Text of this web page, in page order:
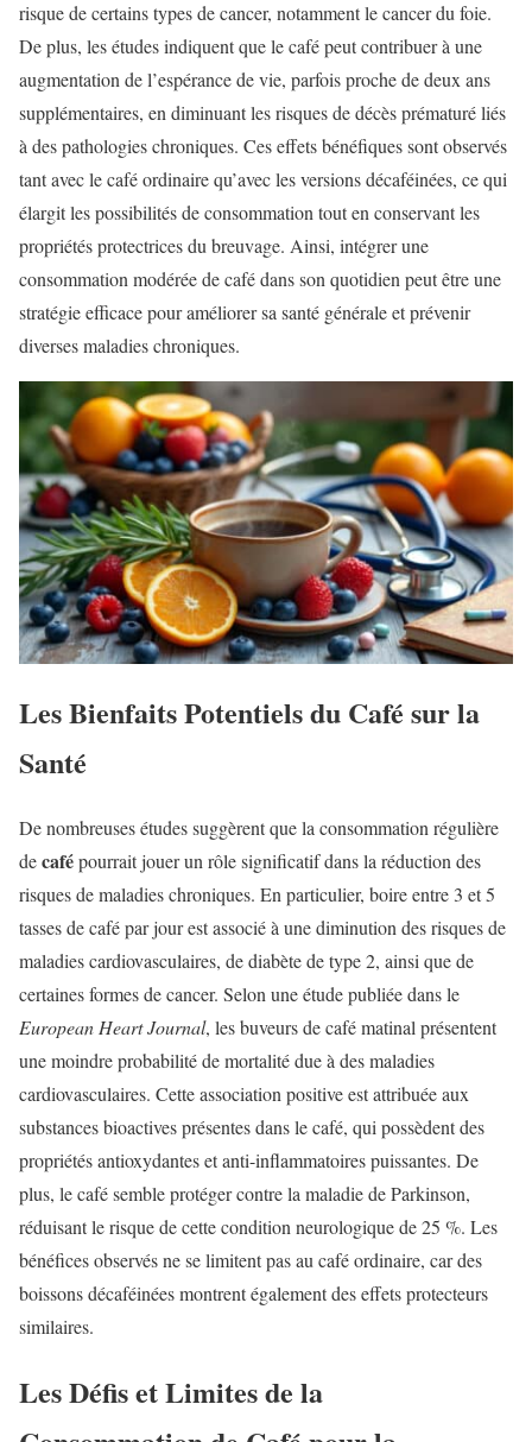
risque de certains types de cancer, notamment le cancer du foie.
De plus, les études indiquent que le café peut contribuer à une
augmentation de l’espérance de vie, parfois proche de deux ans
supplémentaires, en diminuant les risques de décès prématuré liés
à des pathologies chroniques. Ces effets bénéfiques sont observés
tant avec le café ordinaire qu’avec les versions décaféinées, ce qui
élargit les possibilités de consommation tout en conservant les
propriétés protectrices du breuvage. Ainsi, intégrer une
consommation modérée de café dans son quotidien peut être une
stratégie efficace pour améliorer sa santé générale et prévenir
diverses maladies chroniques.
Les Bienfaits Potentiels du Café sur la
Santé
De nombreuses études suggèrent que la consommation régulière
decafépourrait jouer un rôle significatif dans la réduction des
risques de maladies chroniques. En particulier, boire entre 3 et 5
tasses de café par jour est associé à une diminution des risques de
maladies cardiovasculaires, de diabète de type 2, ainsi que de
certaines formes de cancer. Selon une étude publiée dans le
European Heart Journal, les buveurs de café matinal présentent
une moindre probabilité de mortalité due à des maladies
cardiovasculaires. Cette association positive est attribuée aux
substances bioactives présentes dans le café, qui possèdent des
propriétés antioxydantes et anti-inflammatoires puissantes. De
plus, le café semble protéger contre la maladie de Parkinson,
réduisant le risque de cette condition neurologique de 25 %. Les
bénéfices observés ne se limitent pas au café ordinaire, car des
boissons décaféinées montrent également des effets protecteurs
similaires.
Les Défis et Limites de la